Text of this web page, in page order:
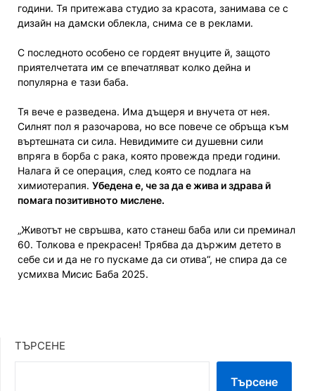
години. Тя притежава студио за красота, занимава се с
дизайн на дамски облекла, снима се в реклами.
С последното особено се гордеят внуците й, защото
приятелчетата им се впечатляват колко дейна и
популярна е тази баба.
Тя вече е разведена. Има дъщеря и внучета от нея.
Силнят пол я разочарова, но все повече се обръща към
въртешната си сила. Невидимите си душевни сили
впряга в борба с рака, която провежда преди години.
Налага й се операция, след която се подлага на
химиотерапия. Убедена е, че за да е жива и здрава й
помага позитивното мислене.
„Животът не свръшва, като станеш баба или си преминал
60. Толкова е прекрасен! Трябва да държим детето в
себе си и да не го пускаме да си отива“, не спира да се
усмихва Мисис Баба 2025.
ТЪРСЕНЕ
Търсене